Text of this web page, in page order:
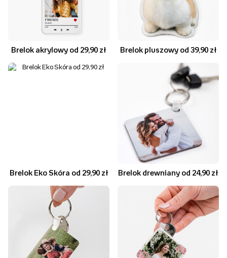
Brelok akrylowy od 29,90 zł Brelok pluszowy od 39,90 zł
Brelok Eko Skóra od 29,90 zł Brelok drewniany od 24,90 zł